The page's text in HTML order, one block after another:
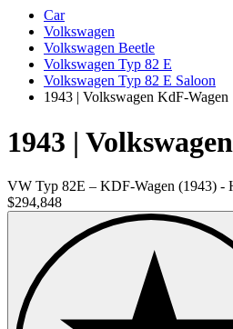
Car
Volkswagen
Volkswagen Beetle
Volkswagen Typ 82 E
Volkswagen Typ 82 E Saloon
1943 | Volkswagen KdF-Wagen
1943 |
VW Typ 82E – KDF-Wagen (1943) -
$294,848